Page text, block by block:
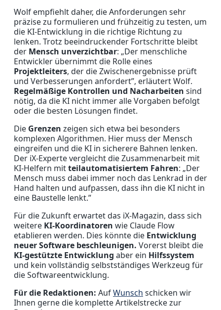
Wolf empfiehlt daher, die Anforderungen sehr
präzise zu formulieren und frühzeitig zu testen, um
die KI-Entwicklung in die richtige Richtung zu
lenken. Trotz beeindruckender Fortschritte bleibt
der Mensch unverzichtbar: „Der menschliche
Entwickler übernimmt die Rolle eines
Projektleiters, der die Zwischenergebnisse prüft
und Verbesserungen anfordert”, erläutert Wolf.
Regelmäßige Kontrollen und Nacharbeiten sind
nötig, da die KI nicht immer alle Vorgaben befolgt
oder die besten Lösungen findet.
Die Grenzen zeigen sich etwa bei besonders
komplexen Algorithmen. Hier muss der Mensch
eingreifen und die KI in sicherere Bahnen lenken.
Der iX-Experte vergleicht die Zusammenarbeit mit
KI-Helfern mitteilautomatisiertem Fahren: „Der
Mensch muss dabei immer noch das Lenkrad in der
Hand halten und aufpassen, dass ihn die KI nicht in
eine Baustelle lenkt.”
Für die Zukunft erwartet das iX-Magazin, dass sich
weitere KI-Koordinatoren wie Claude Flow
etablieren werden. Dies könnte die Entwicklung
neuer Software beschleunigen. Vorerst bleibt die
KI-gestützte Entwicklung aber ein Hilfssystem
und kein vollständig selbstständiges Werkzeug für
die Softwareentwicklung.
Für die Redaktionen: AufWunsch schicken wir
Ihnen gerne die komplette Artikelstrecke zur